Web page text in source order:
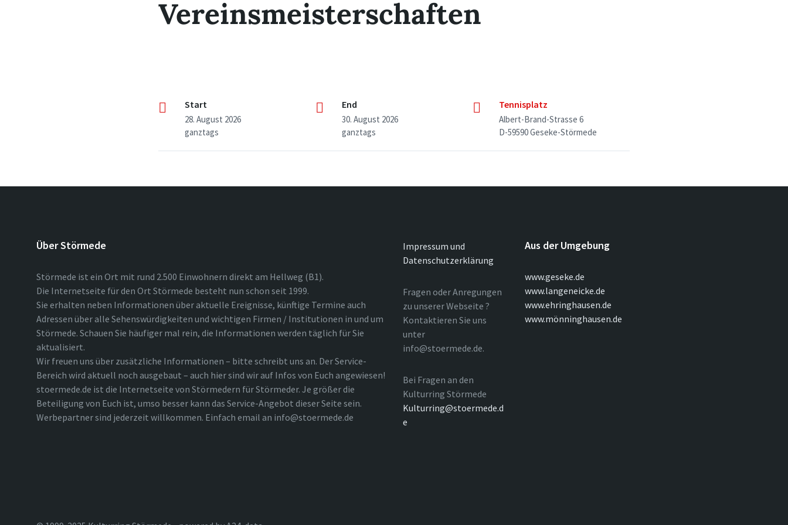
Vereinsmeisterschaften
Start
28. August 2026
ganztags
End
30. August 2026
ganztags
Tennisplatz
Albert-Brand-Strasse 6
D-59590 Geseke-Störmede
Über Störmede
Störmede ist ein Ort mit rund 2.500 Einwohnern direkt am Hellweg (B1).
Die Internetseite für den Ort Störmede besteht nun schon seit 1999.
Sie erhalten neben Informationen über aktuelle Ereignisse, künftige Termine auch
Adressen über alle Sehenswürdigkeiten und wichtigen Firmen / Institutionen in und um
Störmede. Schauen Sie häufiger mal rein, die Informationen werden täglich für Sie
aktualisiert.
Wir freuen uns über zusätzliche Informationen – bitte schreibt uns an. Der Service-
Bereich wird aktuell noch ausgebaut – auch hier sind wir auf Infos von Euch angewiesen!
stoermede.de ist die Internetseite von Störmedern für Störmeder. Je größer die
Beteiligung von Euch ist, umso besser kann das Service-Angebot dieser Seite sein.
Werbepartner sind jederzeit willkommen. Einfach email an info@stoermede.de
Impressum und
Datenschutzerklärung
Fragen oder Anregungen
zu unserer Webseite ?
Kontaktieren Sie uns
unter
info@stoermede.de.
Bei Fragen an den
Kulturring Störmede
Kulturring@stoermede.d
e
Aus der Umgebung
www.geseke.de
www.langeneicke.de
www.ehringhausen.de
www.mönninghausen.de